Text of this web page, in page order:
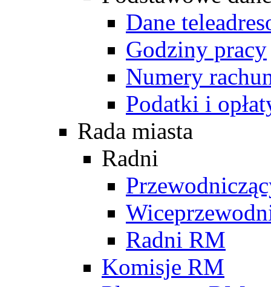
Dane
Godziny pracy
Numery
Podatki i
Rada miasta
Radni
Radni RM
Komisje RM